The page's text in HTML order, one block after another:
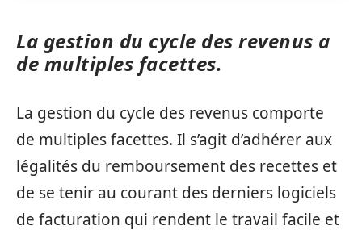
La gestion du cycle des revenus a
de multiples facettes.
La gestion du cycle des revenus comporte
de multiples facettes. Il s’agit d’adhérer aux
légalités du remboursement des recettes et
de se tenir au courant des derniers logiciels
de facturation qui rendent le travail facile et